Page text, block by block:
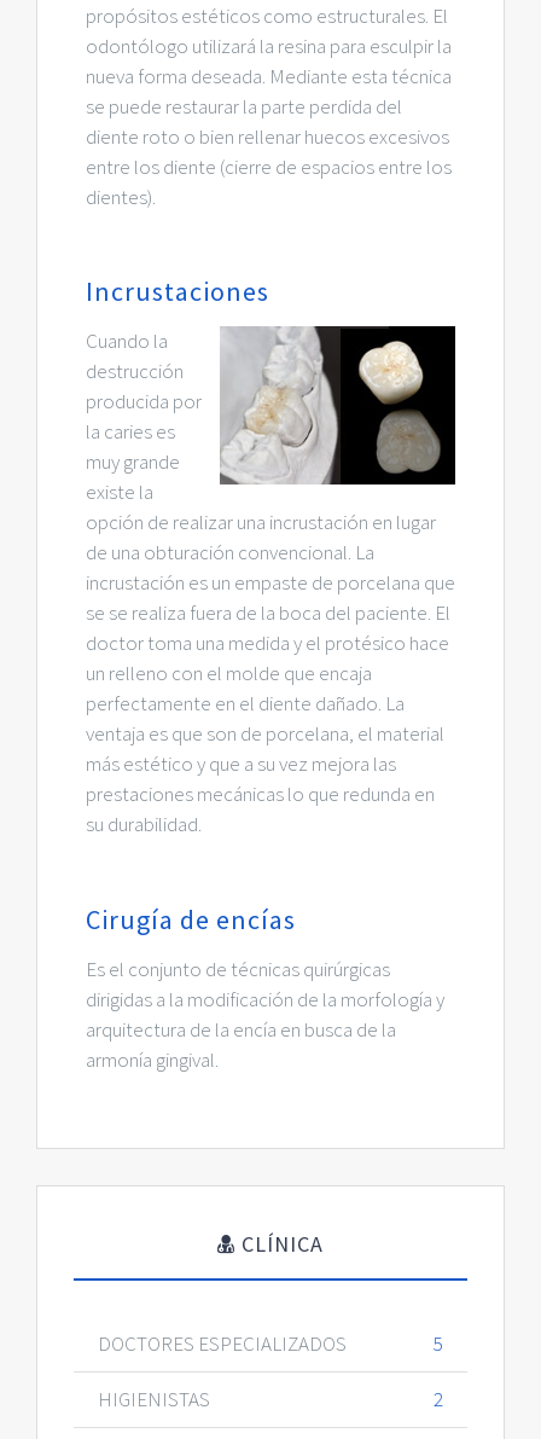
propósitos estéticos como estructurales. El
odontólogo utilizará la resina para esculpir la
nueva forma deseada. Mediante esta técnica
se puede restaurar la parte perdida del
diente roto o bien rellenar huecos excesivos
entre los diente (cierre de espacios entre los
dientes).
Incrustaciones
Cuando la
destrucción
producida por
la caries es
muy grande
existe la
opción de realizar una incrustación en lugar
de una obturación convencional. La
incrustación es un empaste de porcelana que
se se realiza fuera de la boca del paciente. El
doctor toma una medida y el protésico hace
un relleno con el molde que encaja
perfectamente en el diente dañado. La
ventaja es que son de porcelana, el material
más estético y que a su vez mejora las
prestaciones mecánicas lo que redunda en
su durabilidad.
Cirugía de encías
Es el conjunto de técnicas quirúrgicas
dirigidas a la modificación de la morfología y
arquitectura de la encía en busca de la
armonía gingival.
CLÍNICA
DOCTORES ESPECIALIZADOS 5
HIGIENISTAS 2